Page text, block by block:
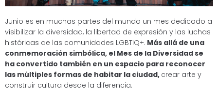
Junio es en muchas partes del mundo un mes dedicado a
visibilizar la diversidad, la libertad de expresión y las luchas
históricas de las comunidades LGBTIQ+. Más allá de una
conmemoración simbólica, el Mes de la Diversidad se
ha convertido también en un espacio para reconocer
las múltiples formas de habitar la ciudad, crear arte y
construir cultura desde la diferencia.